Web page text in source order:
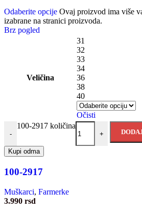
Odaberite opcije Ovaj proizvod ima više
izabrane na stranici proizvoda.
Brz pogled
Veličina
31
32
33
34
36
38
40
Očisti
-
100-2917 količina
+
Kupi odma
100-2917
Muškarci, Farmerke
3.990 rsd